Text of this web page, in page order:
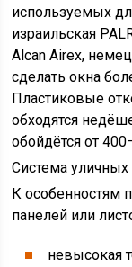
используемых
израильская
Alcan Airex,
сделать окна
Пластиковые
обходятся
обойдётся от
Система
К особенностям
панелей или
невысокая